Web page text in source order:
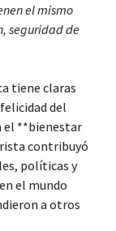
el mismo
seguridad de
tiene claras
del
el **bienestar
contribuyó
políticas y
el mundo
a otros